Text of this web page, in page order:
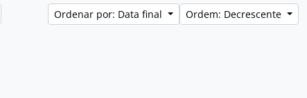
Ordenar por: Data final Ordem: Decrescente